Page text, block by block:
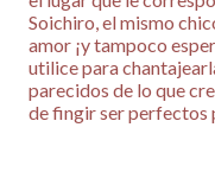
Soichiro, el mismo
amor ¡y tampoco
utilice para
parecidos de lo que
de fingir ser perfectos